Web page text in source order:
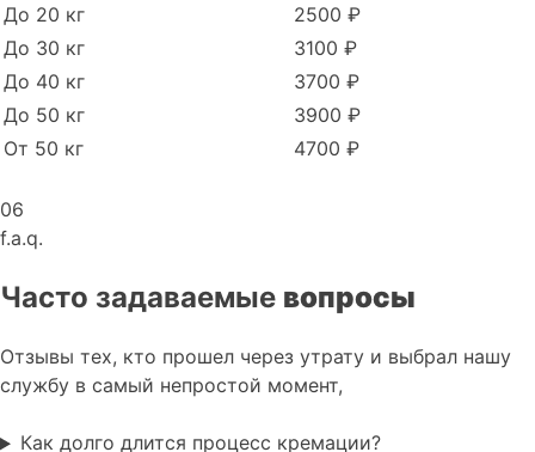
До 20 кг
2500 ₽
До 30 кг
3100 ₽
До 40 кг
3700 ₽
До 50 кг
3900 ₽
От 50 кг
4700 ₽
06
f.a.q.
Часто задаваемые вопросы
Отзывы тех, кто прошел через утрату и выбрал нашу
службу в самый непростой момент,
Как долго длится процесс кремации?